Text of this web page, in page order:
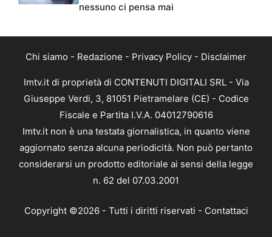
nessuno ci pensa mai
Chi siamo - Redazione - Privacy Policy - Disclaimer
Imtv.it di proprietà di CONTENUTI DIGITALI SRL - Via
Giuseppe Verdi, 3, 81051 Pietramelare (CE) - Codice
Fiscale e Partita I.V.A. 04012790616
Imtv.it non è una testata giornalistica, in quanto viene
aggiornato senza alcuna periodicità. Non può pertanto
considerarsi un prodotto editoriale ai sensi della legge
n. 62 del 07.03.2001
Copyright ©2026 - Tutti i diritti riservati - Contattaci